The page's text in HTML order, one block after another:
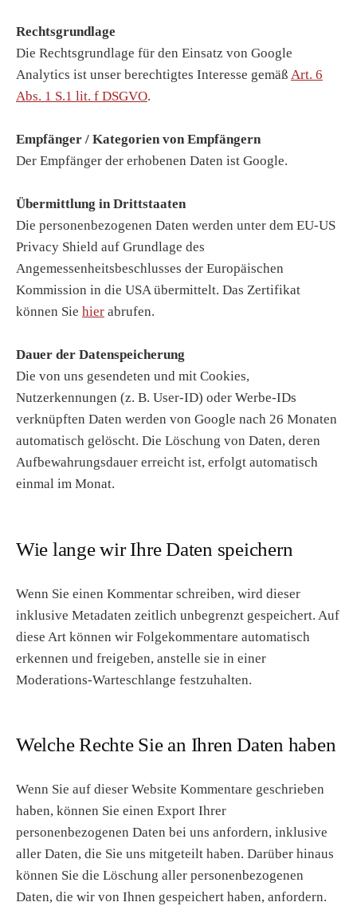
Rechtsgrundlage
Die Rechtsgrundlage für den Einsatz von Google
Analytics ist unser berechtigtes Interesse gemäß Art. 6
Abs. 1 S.1 lit. f DSGVO.
Empfänger / Kategorien von Empfängern
Der Empfänger der erhobenen Daten ist Google.
Übermittlung in Drittstaaten
Die personenbezogenen Daten werden unter dem EU-US
Privacy Shield auf Grundlage des
Angemessenheitsbeschlusses der Europäischen
Kommission in die USA übermittelt. Das Zertifikat
können Sie hier abrufen.
Dauer der Datenspeicherung
Die von uns gesendeten und mit Cookies,
Nutzerkennungen (z. B. User-ID) oder Werbe-IDs
verknüpften Daten werden von Google nach 26 Monaten
automatisch gelöscht. Die Löschung von Daten, deren
Aufbewahrungsdauer erreicht ist, erfolgt automatisch
einmal im Monat.
Wie lange wir Ihre Daten speichern
Wenn Sie einen Kommentar schreiben, wird dieser
inklusive Metadaten zeitlich unbegrenzt gespeichert. Auf
diese Art können wir Folgekommentare automatisch
erkennen und freigeben, anstelle sie in einer
Moderations-Warteschlange festzuhalten.
Welche Rechte Sie an Ihren Daten haben
Wenn Sie auf dieser Website Kommentare geschrieben
haben, können Sie einen Export Ihrer
personenbezogenen Daten bei uns anfordern, inklusive
aller Daten, die Sie uns mitgeteilt haben. Darüber hinaus
können Sie die Löschung aller personenbezogenen
Daten, die wir von Ihnen gespeichert haben, anfordern.